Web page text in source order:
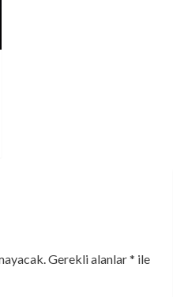
Gerekli alanlar* ile